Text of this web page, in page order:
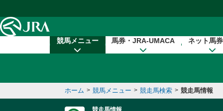
競馬メニュー 馬券・JRA-UMACA ネット馬
ホーム > 競馬メニュー > 競走馬検索 > 競走馬情報
競走馬情報